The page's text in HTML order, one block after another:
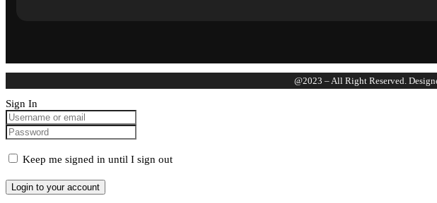
@2023 – All Right Reserved.
Sign In
Keep me signed in until I sign out